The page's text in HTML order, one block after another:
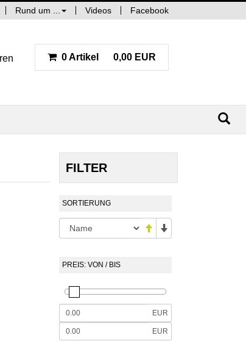
Rund um ... Videos Facebook
0 Artikel 0,00 EUR
FILTER
SORTIERUNG
PREIS: VON / BIS
EUR
EUR